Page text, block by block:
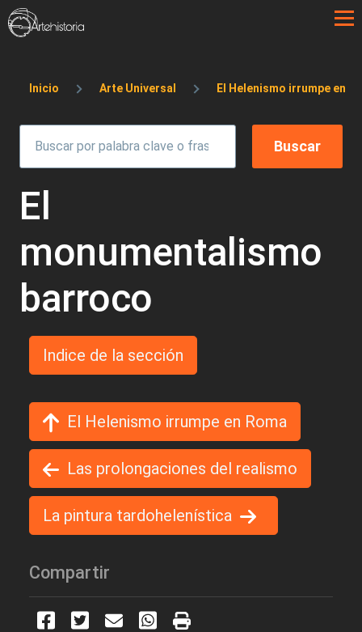
Pasar al contenido principal
Sobrescribir enlaces de ayuda a la
Inicio Arte Universal El Helenismo irrumpe en
El
monumentalismo
barroco
Indice de la sección
El Helenismo irrumpe en Roma
Las prolongaciones del realismo
La pintura tardohelenística
Compartir